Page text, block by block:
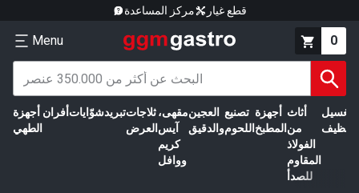
مركز المساعدة قطع غيار
Menu 0
أجهزة
الطهي
أفران شوّاياتتبريدثلاجات
العرض
مقهى،
آيس
كريم
ووافل
العجين
والدقيق
تصنيع
اللحوم
أجهزة
المطبخ
أثاث
من
الفولاذ
المقاوم
للصدأ
الغسيل